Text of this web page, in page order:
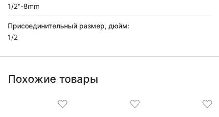
1/2"-8mm
Присоединительный размер, дюйм:
1/2
Похожие товары